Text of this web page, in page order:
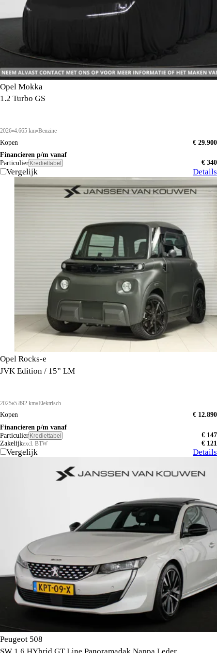
Opel Mokka
1.2 Turbo GS
2026 4.665 km Benzine
Kopen
€ 29.900
Financieren p/m vanaf
Particulier Krediettabel € 340
Vergelijk Details
Opel Rocks-e
JVK Edition / 15” LM
2025 5.892 km Elektrisch
Kopen
€ 12.890
Financieren p/m vanaf
Particulier Krediettabel
€ 147
Zakelijkexcl. BTW € 121
Vergelijk Details
Peugeot 508